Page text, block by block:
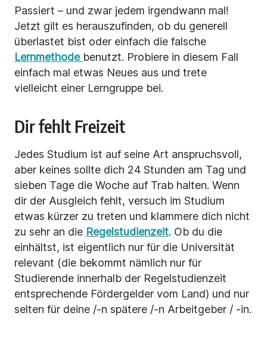
Passiert – und zwar jedem irgendwann mal!
Jetzt gilt es herauszufinden, ob du generell
überlastet bist oder einfach die falsche
Lernmethode benutzt. Probiere in diesem Fall
einfach mal etwas Neues aus und trete
vielleicht einer Lerngruppe bei.
Dir fehlt Freizeit
Jedes Studium ist auf seine Art anspruchsvoll,
aber keines sollte dich 24 Stunden am Tag und
sieben Tage die Woche auf Trab halten. Wenn
dir der Ausgleich fehlt, versuch im Studium
etwas kürzer zu treten und klammere dich nicht
zu sehr an die Regelstudienzeit. Ob du die
einhältst, ist eigentlich nur für die Universität
relevant (die bekommt nämlich nur für
Studierende innerhalb der Regelstudienzeit
entsprechende Fördergelder vom Land) und nur
selten für deine /-n spätere /-n Arbeitgeber / -in.